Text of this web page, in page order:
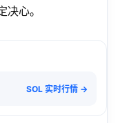
心。
SOL 实时行情 →